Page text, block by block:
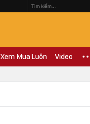
Xem Mua Luôn Video